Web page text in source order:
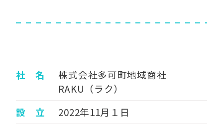
社 名
株式会社多可町地域商社
RAKU（ラク）
設 立
2022年11月１日